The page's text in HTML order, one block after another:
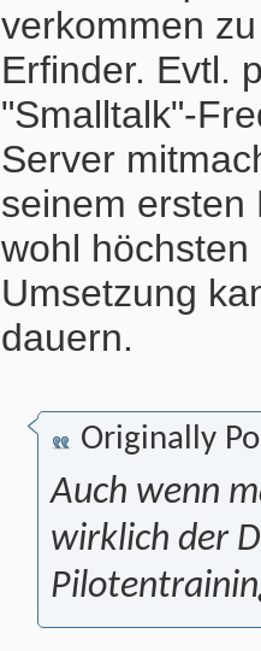
verkommen
Erfinder. Evtl.
"Smalltalk"-
Server
seinem ersten
wohl
Umsetzung
dauern.
Originally
Auch wenn
wirklich der